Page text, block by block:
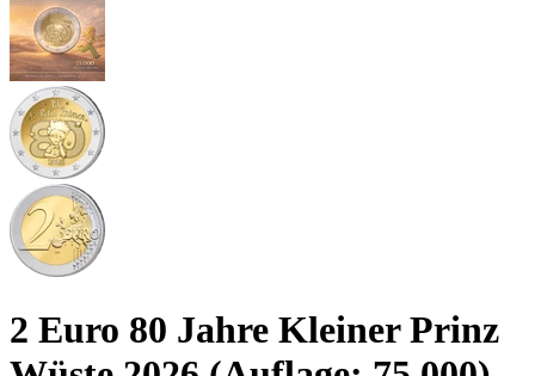
2 Euro 80 Jahre Kleiner Prinz